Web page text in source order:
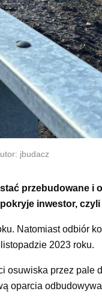
jbudacz
przebudowane i
inwestor, czyli
Natomiast odbiór
2023 roku.
osuwiska przez pale
oparcia